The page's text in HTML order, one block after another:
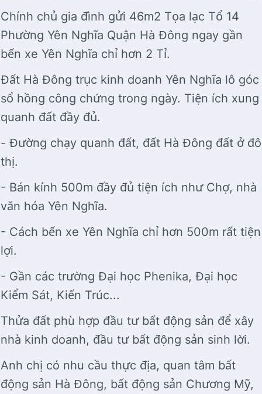
Chính chủ gia đình gửi 46m2 Tọa lạc Tổ 14
Phường Yên Nghĩa Quận Hà Đông ngay gần
bến xe Yên Nghĩa chỉ hơn 2 Tỉ.
Đất Hà Đông trục kinh doanh Yên Nghĩa lô góc
sổ hồng công chứng trong ngày. Tiện ích xung
quanh đất đầy đủ.
- Đường chạy quanh đất, đất Hà Đông đất ở đô
thị.
- Bán kính 500m đầy đủ tiện ích như Chợ, nhà
văn hóa Yên Nghĩa.
- Cách bến xe Yên Nghĩa chỉ hơn 500m rất tiện
lợi.
- Gần các trường Đại học Phenika, Đại học
Kiểm Sát, Kiến Trúc...
Thửa đất phù hợp đầu tư bất động sản để xây
nhà kinh doanh, đầu tư bất động sản sinh lời.
Anh chị có nhu cầu thực địa, quan tâm bất
động sản Hà Đông, bất động sản Chương Mỹ,